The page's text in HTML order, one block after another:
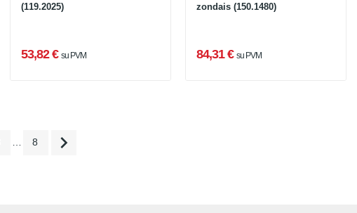
(119.2025)
53,82 € su PVM
zondais (150.1480)
84,31 € su PVM
8 